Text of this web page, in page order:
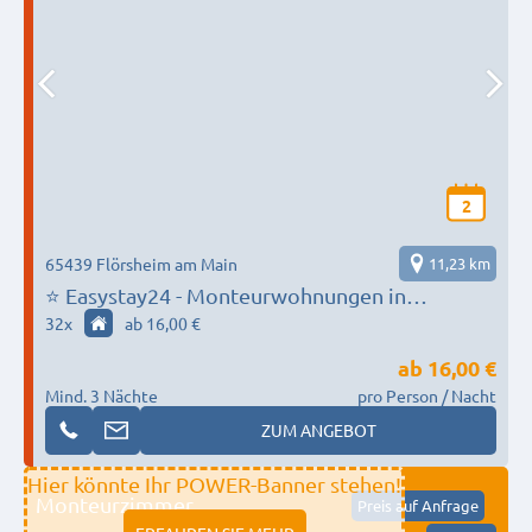
2
⭐ Easystay24 - Monteurwohnungen in
Flörsheim und Umgebung
65439 Flörsheim am Main 11,23 km
32x ab 16,00 €
Mind. 3 Nächte
ab 16,00 €
pro Person / Nacht
ZUM ANGEBOT
Hier könnte Ihr POWER-Banner stehen!
Monteurzimmer Preis auf Anfrage